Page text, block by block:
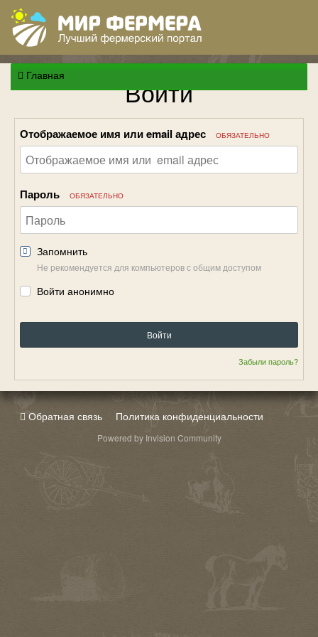
Главная Войти
Отображаемое имя или email адрес ОБЯЗАТЕЛЬНО
Пароль ОБЯЗАТЕЛЬНО
Запомнить
Не рекомендуется для компьютеров с общим доступом
Войти анонимно
Войти
Забыли пароль?
Обратная связь Политика конфиденциальности
Powered by Invision Community